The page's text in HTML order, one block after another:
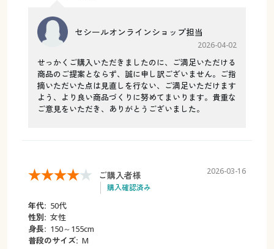
セシールオンラインショップ担当
2026-04-02
せっかくご購入いただきましたのに、ご満足いただける
商品のご提案とならず、誠に申し訳ございません。ご指
摘いただいた点は見直しを行ない、ご満足いただけます
よう、より良い商品づくりに努めてまいります。貴重な
ご意見をいただき、ありがとうございました。
ご購入者様
購入確認済み
2026-03-16
年代: 50代
性別: 女性
身長: 150～155cm
普段のサイズ: M